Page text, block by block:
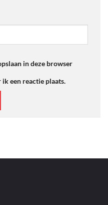
in deze browser
een reactie plaats.